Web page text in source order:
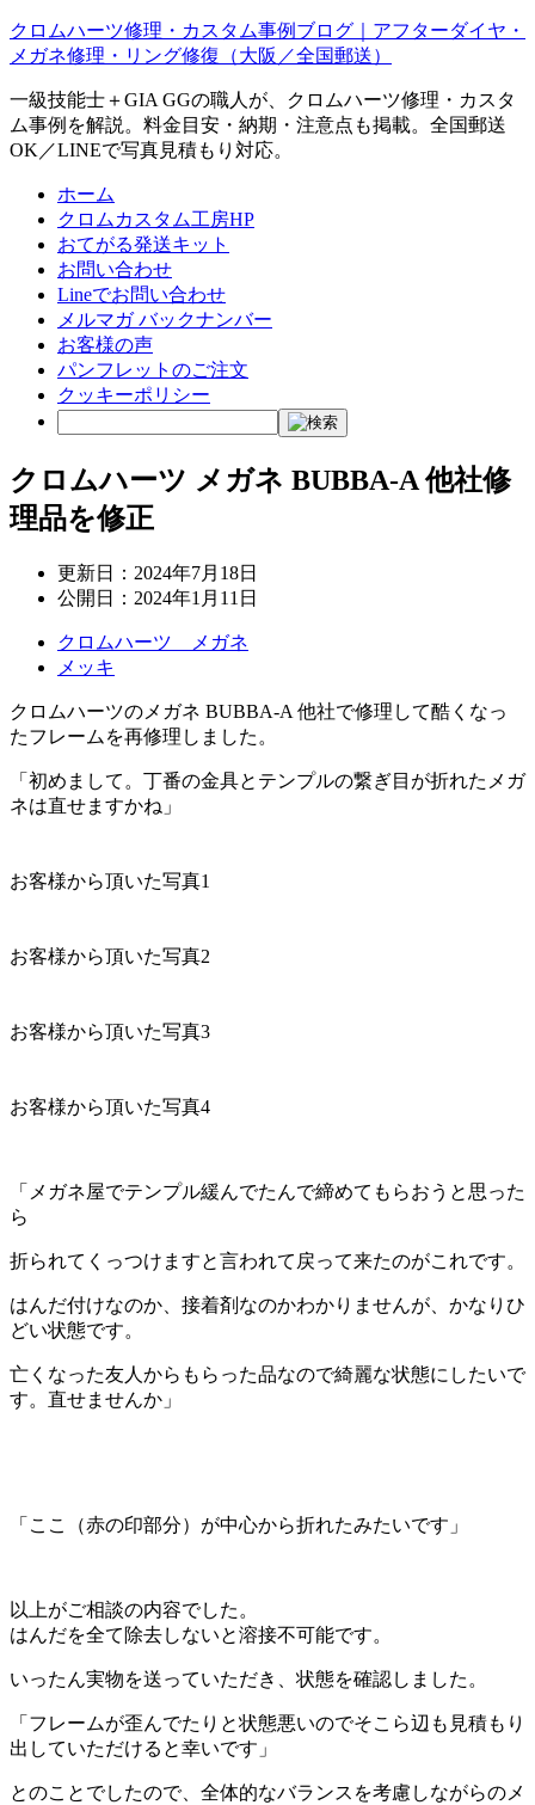
クロムハーツ修理・カスタム事例ブログ｜アフターダイヤ・
メガネ修理・リング修復（大阪／全国郵送）
一級技能士＋GIA GGの職人が、クロムハーツ修理・カスタ
ム事例を解説。料金目安・納期・注意点も掲載。全国郵送
OK／LINEで写真見積もり対応。
ホーム
クロムカスタム工房HP
おてがる発送キット
お問い合わせ
Lineでお問い合わせ
メルマガ バックナンバー
お客様の声
パンフレットのご注文
クッキーポリシー
クロムハーツ メガネ BUBBA-A 他社修
理品を修正
更新日： 2024年7月18日
公開日： 2024年1月11日
クロムハーツ メガネ
メッキ
クロムハーツのメガネ BUBBA-A 他社で修理して酷くなっ
たフレームを再修理しました。
「初めまして。丁番の金具とテンプルの繋ぎ目が折れたメガ
ネは直せますかね」
お客様から頂いた写真1
お客様から頂いた写真2
お客様から頂いた写真3
お客様から頂いた写真4
「メガネ屋でテンプル緩んでたんで締めてもらおうと思った
ら
折られてくっつけますと言われて戻って来たのがこれです。
はんだ付けなのか、接着剤なのかわかりませんが、かなりひ
どい状態です。
亡くなった友人からもらった品なので綺麗な状態にしたいで
す。直せませんか」
「ここ（赤の印部分）が中心から折れたみたいです」
以上がご相談の内容でした。
はんだを全て除去しないと溶接不可能です。
いったん実物を送っていただき、状態を確認しました。
「フレームが歪んでたりと状態悪いのでそこら辺も見積もり
出していただけると幸いです」
とのことでしたので、全体的なバランスを考慮しながらのメ